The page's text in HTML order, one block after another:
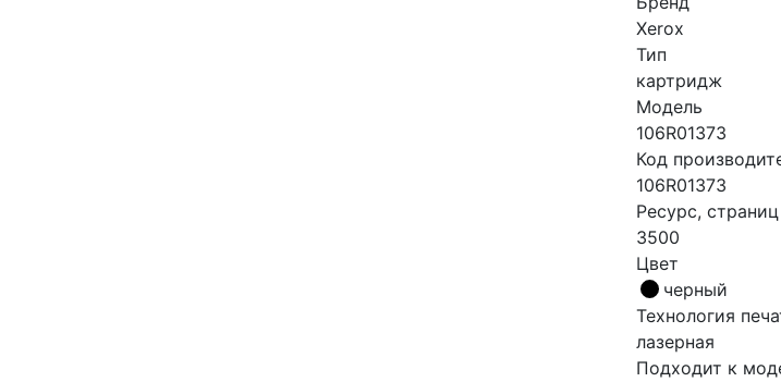
Xerox
Тип
картридж
Модель
106R01373
Код
106R01373
Ресурс, страниц
3500
Цвет
черный
Технология
лазерная
Подходит к